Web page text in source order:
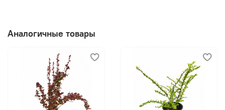
Аналогичные товары